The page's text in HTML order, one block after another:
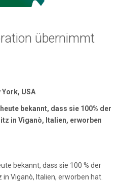
übernimmt
USA
bekannt, dass sie 100% der
in Viganò, Italien, erworben
bekannt, dass sie 100 % der
in Viganò, Italien, erworben hat.